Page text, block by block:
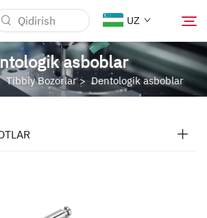
UZ
asboblar
Tibbiy Bozorlar>Dentologik asboblar